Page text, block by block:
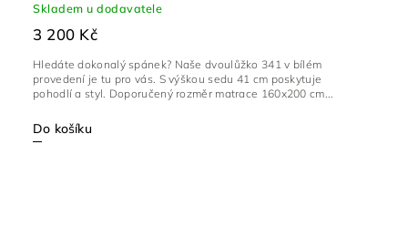
Skladem u dodavatele
3 200 Kč
Do košíku
Hledáte dokonalý spánek? Naše dvoulůžko 341 v bílém
provedení je tu pro vás. S výškou sedu 41 cm poskytuje
pohodlí a styl. Doporučený rozměr matrace 160x200 cm...